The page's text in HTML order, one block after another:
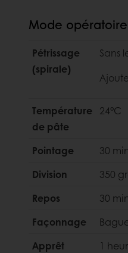
Mode opératoire
Pétrissage
(spirale)
Sans
Température
de pâte
24°C
Pointage
30
Division
350
Repos
30
Façonnage
Apprêt
1